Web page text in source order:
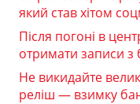
який став хітом
Після погоні в
отримати записи з
Не викидайте
реліш — взимку